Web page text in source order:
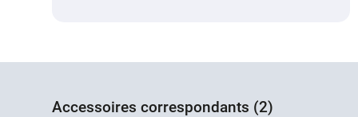
Accessoires correspondants (2)